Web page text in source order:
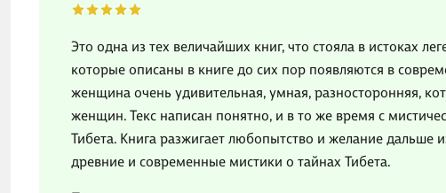
Это одна из тех величайших книг, что стояла в истоках
которые описаны в книге до сих пор появляются в
женщина очень удивительная, умная, разносторонняя,
женщин. Текс написан понятно, и в то же время с
Тибета. Книга разжигает любопытство и желание дальше
древние и современные мистики о тайнах Тибета.